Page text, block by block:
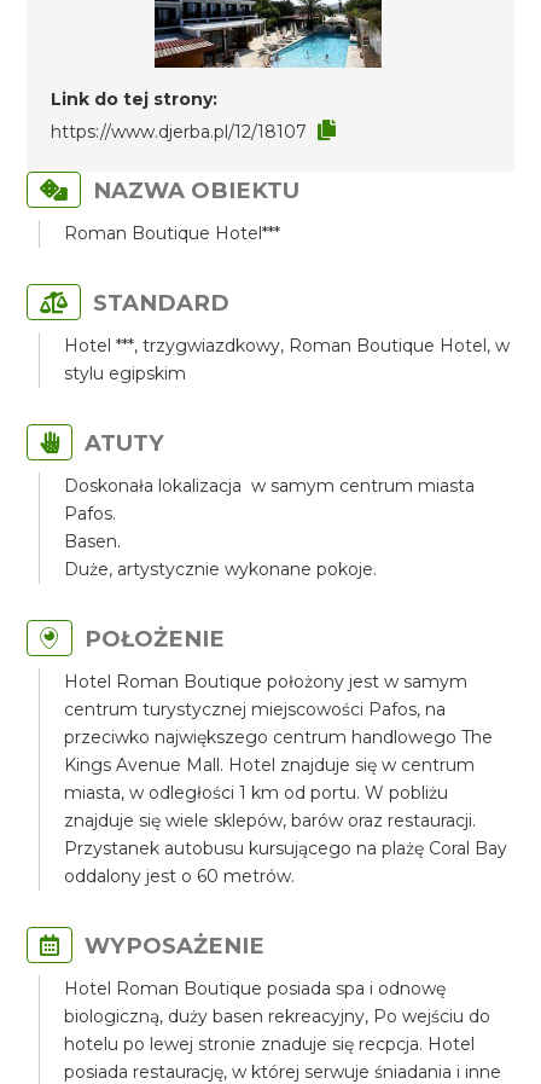
Link do tej strony:
https://www.djerba.pl/12/18107
NAZWA OBIEKTU
Roman Boutique Hotel***
STANDARD
Hotel ***, trzygwiazdkowy, Roman Boutique Hotel, w
stylu egipskim
ATUTY
Doskonała lokalizacja w samym centrum miasta
Pafos.
Basen.
Duże, artystycznie wykonane pokoje.
POŁOŻENIE
Hotel Roman Boutique położony jest w samym
centrum turystycznej miejscowości Pafos, na
przeciwko największego centrum handlowego The
Kings Avenue Mall. Hotel znajduje się w centrum
miasta, w odległości 1 km od portu. W pobliżu
znajduje się wiele sklepów, barów oraz restauracji.
Przystanek autobusu kursującego na plażę Coral Bay
oddalony jest o 60 metrów.
WYPOSAŻENIE
Hotel Roman Boutique posiada spa i odnowę
biologiczną, duży basen rekreacyjny, Po wejściu do
hotelu po lewej stronie znaduje się recpcja. Hotel
posiada restaurację, w której serwuje śniadania i inne